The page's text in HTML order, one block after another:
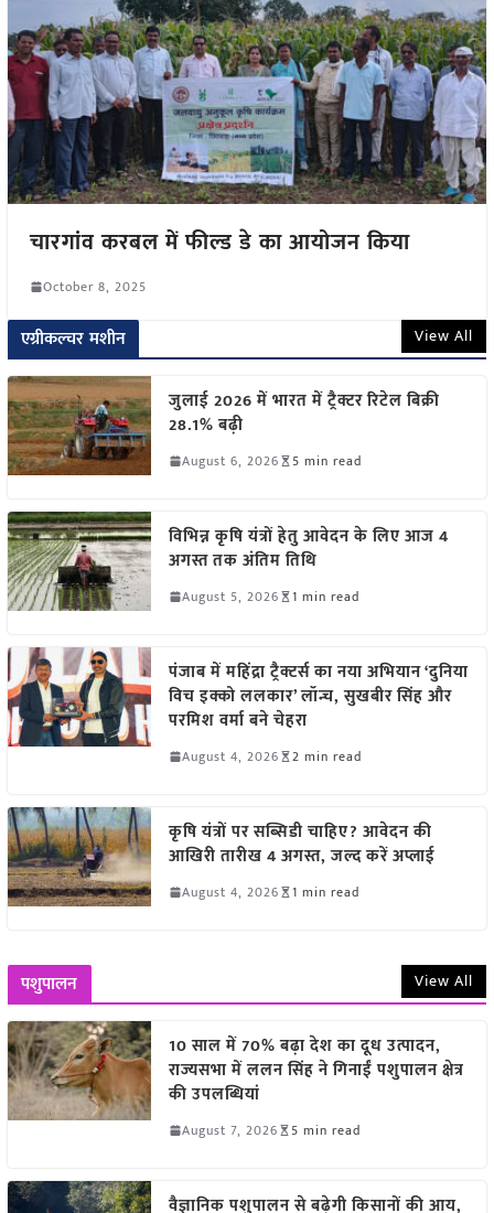
चारगांव करबल में फील्ड डे का आयोजन किया
October 8, 2025
एग्रीकल्चर मशीन View All
जुलाई 2026 में भारत में ट्रैक्टर रिटेल बिक्री
28.1% बढ़ी
August 6, 2026 5 min read
विभिन्न कृषि यंत्रों हेतु आवेदन के लिए आज 4
अगस्त तक अंतिम तिथि
August 5, 2026 1 min read
पंजाब में महिंद्रा ट्रैक्टर्स का नया अभियान ‘दुनिया
विच इक्को ललकार’ लॉन्च, सुखबीर सिंह और
परमिश वर्मा बने चेहरा
August 4, 2026 2 min read
कृषि यंत्रों पर सब्सिडी चाहिए? आवेदन की
आखिरी तारीख 4 अगस्त, जल्द करें अप्लाई
August 4, 2026 1 min read
पशुपालन View All
10 साल में 70% बढ़ा देश का दूध उत्पादन,
राज्यसभा में ललन सिंह ने गिनाईं पशुपालन क्षेत्र
की उपलब्धियां
August 7, 2026 5 min read
वैज्ञानिक पशुपालन से बढ़ेगी किसानों की आय,